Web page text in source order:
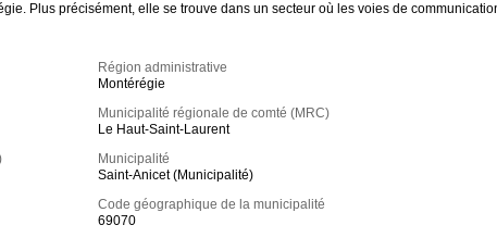
Plus précisément, elle se trouve dans un secteur où les voies de
Région administrative
Montérégie
Municipalité régionale de comté (MRC)
Le Haut-Saint-Laurent
Municipalité
Saint-Anicet (Municipalité)
Code géographique de la municipalité
69070